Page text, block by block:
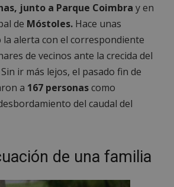
junto a Parque Coimbra y en
de Móstoles. Hace unas
la alerta con el correspondiente
de vecinos ante la crecida del
Sin ir más lejos, el pasado fin de
a 167 personascomo
del caudal del
de una familia